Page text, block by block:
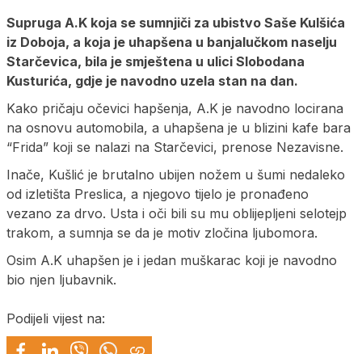
Supruga A.K koja se sumnjiči za ubistvo Saše Kulšića
iz Doboja, a koja je uhapšena u banjalučkom naselju
Starčevica, bila je smještena u ulici Slobodana
Kusturića, gdje je navodno uzela stan na dan.
Kako pričaju očevici hapšenja, A.K je navodno locirana
na osnovu automobila, a uhapšena je u blizini kafe bara
“Frida” koji se nalazi na Starčevici, prenose Nezavisne.
Inače, Kušlić je brutalno ubijen nožem u šumi nedaleko
od izletišta Preslica, a njegovo tijelo je pronađeno
vezano za drvo. Usta i oči bili su mu oblijepljeni selotejp
trakom, a sumnja se da je motiv zločina ljubomora.
Osim A.K uhapšen je i jedan muškarac koji je navodno
bio njen ljubavnik.
Podijeli vijest na: